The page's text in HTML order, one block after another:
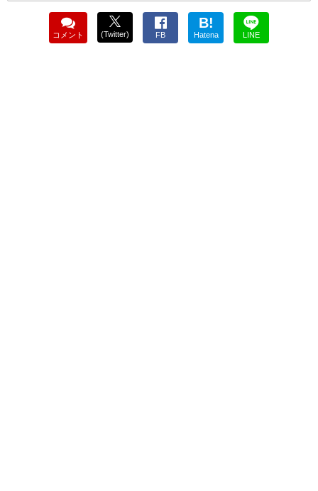
コメント (Twitter) FB
B!
Hatena LINE